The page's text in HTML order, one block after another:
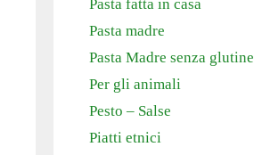
Pasta fatta in casa
Pasta madre
Pasta Madre senza glutine
Per gli animali
Pesto – Salse
Piatti etnici